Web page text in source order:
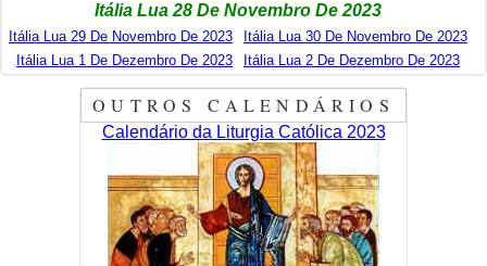
Itália Lua 28 De Novembro De 2023
Itália Lua 29 De Novembro De 2023
Itália Lua 30 De Novembro De 2023
Itália Lua 1 De Dezembro De 2023
Itália Lua 2 De Dezembro De 2023
OUTROS CALENDÁRIOS
Calendário da Liturgia Católica 2023